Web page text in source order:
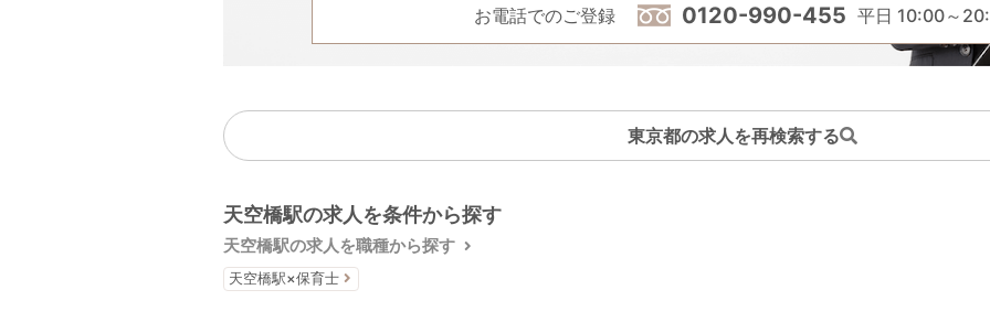
お電話でのご登録 0120-990-455 平日 10:00～
東京都の求人を再検索する
天空橋駅の求人を条件から探す
天空橋駅の求人を職種から探す
天空橋駅×保育士